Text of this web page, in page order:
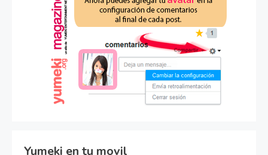
Yumeki en tu movil